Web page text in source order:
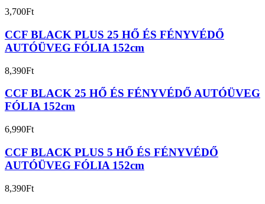
3,700Ft
CCF BLACK PLUS 25 HŐ ÉS FÉNYVÉDŐ
AUTÓÜVEG FÓLIA 152cm
8,390Ft
CCF BLACK 25 HŐ ÉS FÉNYVÉDŐ AUTÓÜVEG
FÓLIA 152cm
6,990Ft
CCF BLACK PLUS 5 HŐ ÉS FÉNYVÉDŐ
AUTÓÜVEG FÓLIA 152cm
8,390Ft